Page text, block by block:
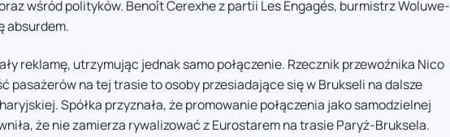
wśród polityków. Benoît Cerexhe z partii Les Engagés, burmistrz Woluwe-
absurdem.
reklamę, utrzymując jednak samo połączenie. Rzecznik przewoźnika Nico
pasażerów na tej trasie to osoby przesiadające się w Brukseli na dalsze
Spółka przyznała, że promowanie połączenia jako samodzielnej
że nie zamierza rywalizować z Eurostarem na trasie Paryż-Bruksela.